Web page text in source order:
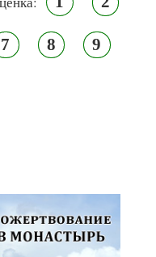
7 8 9